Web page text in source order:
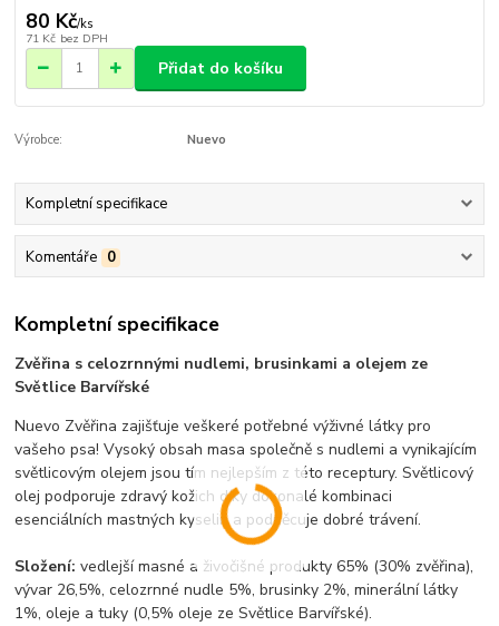
80 Kč/ks
71 Kč bez DPH
Přidat do košíku
Výrobce: Nuevo
Kompletní specifikace
Komentáře 0
Kompletní specifikace
Zvěřina s celozrnnými nudlemi, brusinkami a olejem ze
Světlice Barvířské
Nuevo Zvěřina zajišťuje veškeré potřebné výživné látky pro
vašeho psa! Vysoký obsah masa společně s nudlemi a vynikajícím
světlicovým olejem jsou tím nejlepším z této receptury. Světlicový
olej podporuje zdravý kožich díky dokonalé kombinaci
esenciálních mastných kyselin a podněcuje dobré trávení.
Složení: vedlejší masné a živočišné produkty 65% (30% zvěřina),
vývar 26,5%, celozrnné nudle 5%, brusinky 2%, minerální látky
1%, oleje a tuky (0,5% oleje ze Světlice Barvířské).